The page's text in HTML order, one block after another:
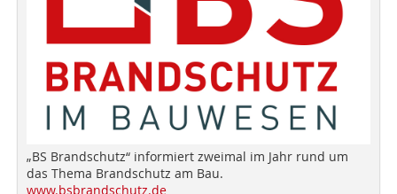
„BS Brandschutz“ informiert zweimal im Jahr rund um
das Thema Brandschutz am Bau.
www.bsbrandschutz.de